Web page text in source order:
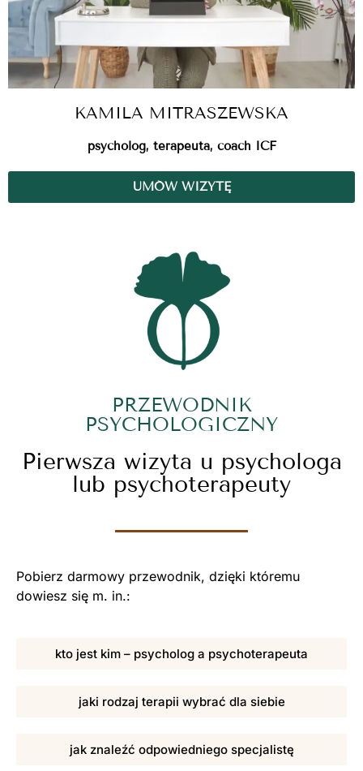
KAMILA MITRASZEWSKA
psycholog, terapeuta, coach ICF
UMÓW WIZYTĘ
PRZEWODNIK
PSYCHOLOGICZNY
Pierwsza wizyta u psychologa
lub psychoterapeuty
Pobierz darmowy przewodnik, dzięki któremu
dowiesz się m. in.:
kto jest kim – psycholog a psychoterapeuta
jaki rodzaj terapii wybrać dla siebie
jak znaleźć odpowiedniego specjalistę